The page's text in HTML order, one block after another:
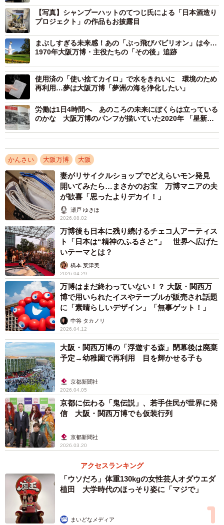
る電動キックボードシェアは、アプリなどから好きなポー
トでレンタルし、好きなタイミングで返却できるというも
のだ。時速約15kmで走行可能で、操作も簡単ということも
あり、新たな移動手段の一つとなりそうだ。
大阪府・大阪市が公認している「バーチャル大阪」のVR体
験会では、仮想空間上で大阪城や道頓堀の街並みを再現。
さらに「バーチャル大阪」内に会場を設置し、この日午後
から公演されたステージの様子も配信。会場以外からでも
参加できるという画期的なイベントとなった（専用アプリ
「cluster」のインストールとアカウント作成が必要）。
「バーチャル大阪」のようす。仮想空間で大阪の街を体験できるという
もの
VRを体験した20代の男性（大阪市内）は、「このイベント
は友人から教えてもらって。VRが体験できると聞いて来た
んですが、とても楽しかったです。少し酔いそうになりま
したが…」と苦笑しつつもVR体験を存分に楽しんだようだ
った。
また、ATCウミエールキューブ O's棟 北館では『ATC
OSAKA ART展』も併催。万博やその先の未来を共創する
「TEAM EXPO 2025」の企業や事業者が創造したアート作
品などを展示しており、AIによる作品や、お笑いコンビ・
シャンプーハットのてつじ氏が手掛ける「米から日本酒造
りプロジェクト」の稲穂を用いた作品などがお披露目とな
【写真】シャンプーハットのてつじ氏による「日本酒造り
プロジェクト」の作品もお披露目
まぶしすぎる未来感！あの「ぶっ飛びパビリオン」は今…
1970年大阪万博・主役たちの「その後」追跡
使用済の「使い捨てカイロ」で水をきれいに 環境のため
再利用…夢は大阪万博「夢洲の海を浄化したい」
労働は1日4時間へ あのころの未来にぼくらは立っている
のかな 大阪万博のパンフが描いていた2020年 「星新一
かんさい 大阪万博 大阪
妻がリサイクルショップでどえらいモン発見
開いてみたら…まさかのお宝 万博マニアの夫
が歓喜「思ったよりデカイ！」
瀬戸 ゆきほ
2026.08.02
万博後も日本に残り続けるチェコ人アーティス
ト「日本は“精神のふるさと”」 世界へ広げた
いテーマとは？
橋本 菜津美
2026.04.29
万博はまだ終わっていない！？ 大阪・関西万
博で用いられたイスやテーブルが販売され話題
に「素晴らしいデザイン」「無事ゲット！」
中将 タカノリ
2026.04.12
大阪・関西万博の「浮遊する森」閉幕後は廃棄
予定→幼稚園で再利用 目を輝かせる子も
京都新聞社
2026.04.05
京都に伝わる「鬼伝説」、若手住民が世界に発
信 大阪・関西万博でも仮装行列
京都新聞社
2026.03.20
アクセスランキング
「ウソだろ」体重130kgの女性芸人オダウエダ
植田 大学時代のほっそり姿に「マジで」
まいどなメディア